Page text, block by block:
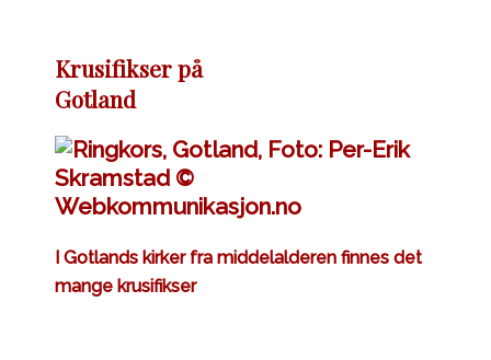
Krusifikser på
Gotland
I Gotlands kirker fra middelalderen finnes det
mange krusifikser